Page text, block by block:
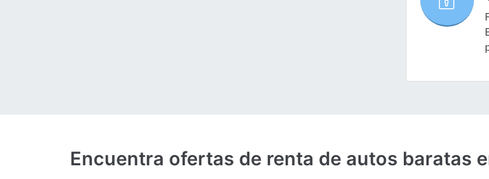
Encuentra ofertas de renta de autos baratas